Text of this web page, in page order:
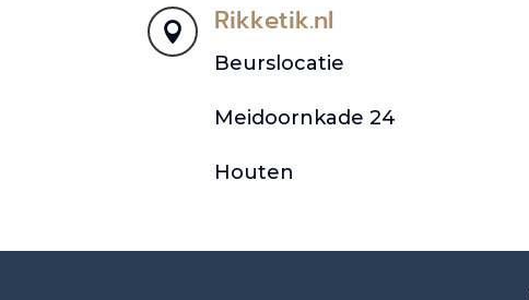
 Rikketik.nl
Beurslocatie
Meidoornkade 24
Houten